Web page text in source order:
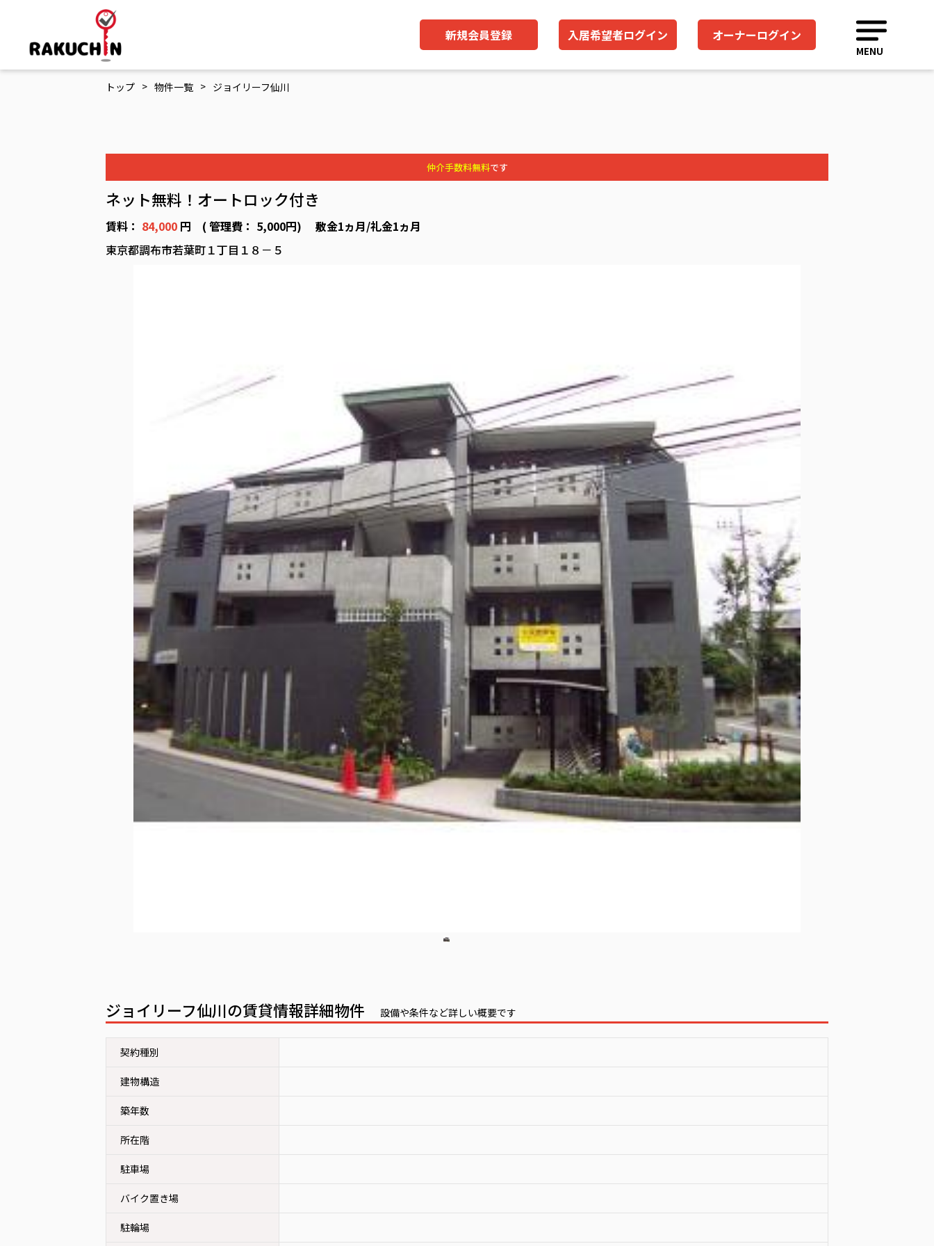
新規会員登録 入居希望者ログイン オーナーログイン
MENU
トップ > 物件一覧 > ジョイリーフ仙川
仲介手数料無料です
ネット無料！オートロック付き
賃料： 84,000 円 ( 管理費： 5,000円) 敷金1ヵ月/礼金1ヵ月
東京都調布市若葉町１丁目１８－５
ジョイリーフ仙川の賃貸情報詳細物件 設備や条件など詳しい概要です
契約種別
建物構造
築年数
所在階
駐車場
バイク置き場
駐輪場